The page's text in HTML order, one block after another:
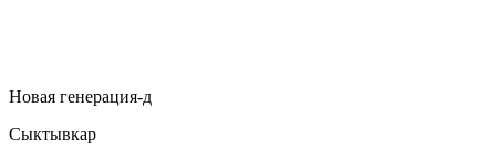
Новая генерация-д
Сыктывкар